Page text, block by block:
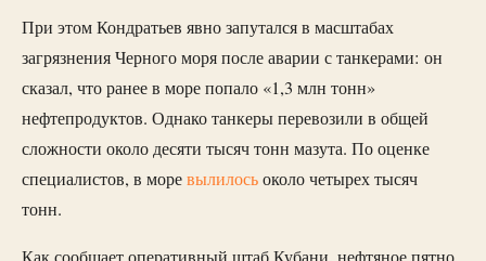
При этом Кондратьев явно запутался в масштабах
загрязнения Черного моря после аварии с танкерами: он
сказал, что ранее в море попало «1,3 млн тонн»
нефтепродуктов. Однако танкеры перевозили в общей
сложности около десяти тысяч тонн мазута. По оценке
специалистов, в моревылилосьоколо четырех тысяч
тонн.